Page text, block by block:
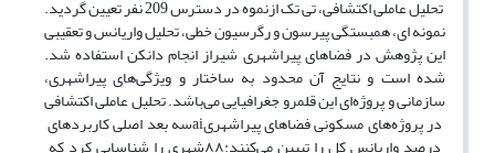
نموه در دسترس 209 نفر تعیین گردید.ازتحلیل عاملی اکتشافی، تی تک
نمونه ای، همبستگی پیرسون و رگرسیون خطی، تحلیل واریانس و تعقیبی
دانکن استفاده شد.این پژوهش در فضاهای پیراشهری شیراز انجام
شده است و نتایج آن محدود به ساختار و ویژگی‌های پیراشهری،
سازمانی و پروژه‌ای این قلمرو جغرافیایی می‌باشد. تحلیل عاملی اکتشافی
سه بعد اصلی کاربردهایaiدر پروژه‌های مسکونی فضاهای پیراشهری